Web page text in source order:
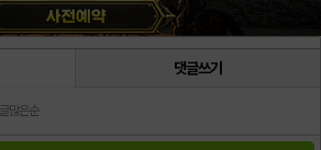
댓글쓰기
많은순